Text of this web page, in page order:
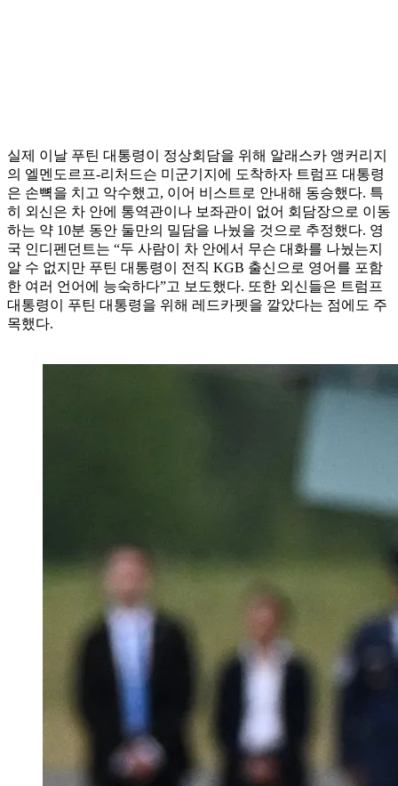
실제 이날 푸틴 대통령이 정상회담을 위해 알래스카 앵커리지
의 엘멘도르프-리처드슨 미군기지에 도착하자 트럼프 대통령
은 손뼉을 치고 악수했고, 이어 비스트로 안내해 동승했다. 특
히 외신은 차 안에 통역관이나 보좌관이 없어 회담장으로 이동
하는 약 10분 동안 둘만의 밀담을 나눴을 것으로 추정했다. 영
국 인디펜던트는 “두 사람이 차 안에서 무슨 대화를 나눴는지
알 수 없지만 푸틴 대통령이 전직 KGB 출신으로 영어를 포함
한 여러 언어에 능숙하다”고 보도했다. 또한 외신들은 트럼프
대통령이 푸틴 대통령을 위해 레드카펫을 깔았다는 점에도 주
목했다.